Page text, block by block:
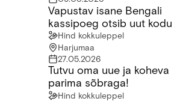
kassipoeg otsib uut kodu
Vapustav isane Bengali
kassipoeg otsib uut kodu
Hind kokkuleppel
Harjumaa
27.05.2026
parima sõbraga!
Tutvu oma uue ja koheva
parima sõbraga!
Hind kokkuleppel